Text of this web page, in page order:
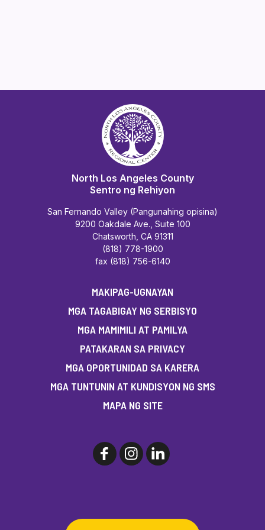
North Los Angeles County
Sentro ng Rehiyon
San Fernando Valley (Pangunahing opisina)
9200 Oakdale Ave., Suite 100
Chatsworth, CA 91311
(818) 778-1900
fax (818) 756-6140
MAKIPAG-UGNAYAN
MGA TAGABIGAY NG SERBISYO
MGA MAMIMILI AT PAMILYA
PATAKARAN SA PRIVACY
MGA OPORTUNIDAD SA KARERA
MGA TUNTUNIN AT KUNDISYON NG SMS
MAPA NG SITE